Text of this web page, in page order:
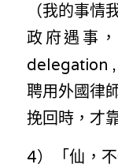
（我的事情
政府遇事
delegation ,
聘用外國律
挽回時，才
4）「仙，